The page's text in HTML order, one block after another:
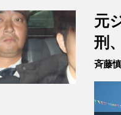
元
刑
斉藤